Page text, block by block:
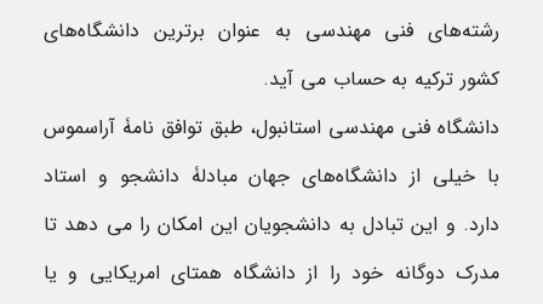
رشته‌های فنی مهندسی به عنوان برترین دانشگاه‌های
کشور ترکیه به حساب می آید.
دانشگاه فنی مهندسی استانبول، طبق توافق نامۀ آراسموس
با خیلی از دانشگاه‌های جهان مبادلۀ دانشجو و استاد
دارد. و این تبادل به دانشجویان این امکان را می دهد تا
مدرک دوگانه خود را از دانشگاه همتای امریکایی و یا